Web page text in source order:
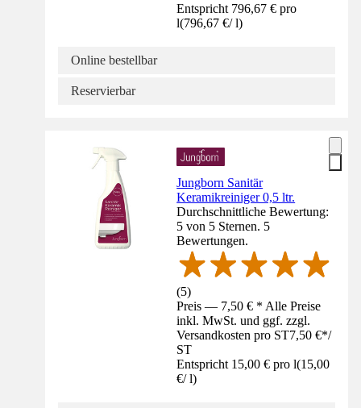
Entspricht 796,67 € pro
l(796,67 €/ l)
Online bestellbar
Reservierbar
Jungborn Sanitär
Keramikreiniger 0,5 ltr.
Durchschnittliche Bewertung:
5 von 5 Sternen. 5
Bewertungen.
(5)
Preis — 7,50 € * Alle Preise
inkl. MwSt. und ggf. zzgl.
Versandkosten pro ST7,50 €*/
ST
Entspricht 15,00 € pro l(15,00
€/ l)